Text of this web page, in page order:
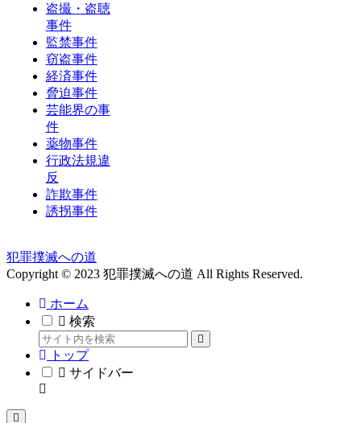
盗撮・盗聴
事件
監禁事件
窃盗事件
経済事件
脅迫事件
芸能界の事
件
薬物事件
行政法規違
反
詐欺事件
誘拐事件
犯罪撲滅への道
Copyright © 2023 犯罪撲滅への道 All Rights Reserved.
ホーム
検索
トップ
サイドバー